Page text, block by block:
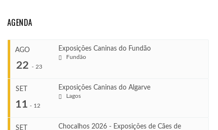
AGENDA
AGO
22 - 23
Exposições Caninas do Fundão
Fundão
SET
11 - 12
Exposições Caninas do Algarve
Lagos
SET
Chocalhos 2026 - Exposições de Cães de